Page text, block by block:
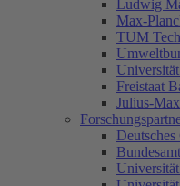
Ludwig
Max-
TUM
Freistaat
Julius-